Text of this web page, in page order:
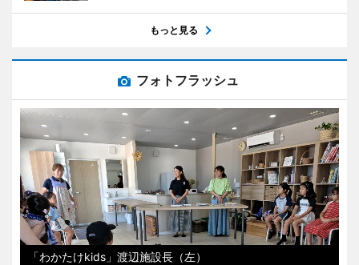
もっと見る
フォトフラッシュ
「わかたけkids」渡辺施設長（左）